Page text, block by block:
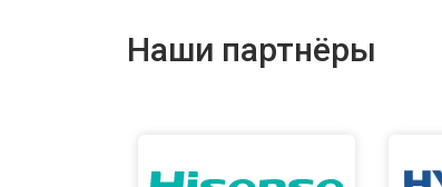
Наши партнёры